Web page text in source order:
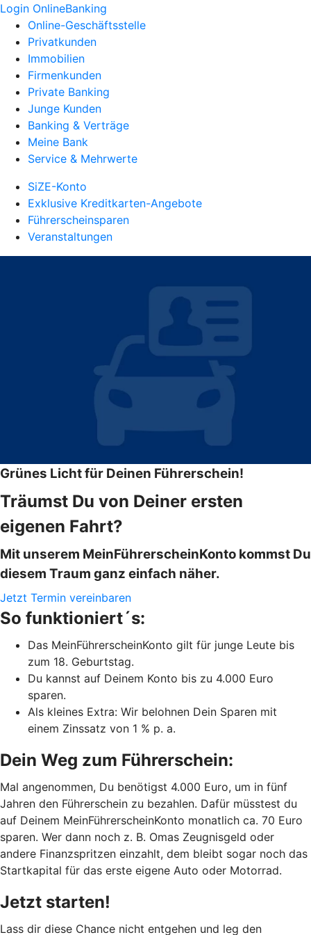
Login OnlineBanking
Online-Geschäftsstelle
Privatkunden
Immobilien
Firmenkunden
Private Banking
Junge Kunden
Banking & Verträge
Meine Bank
Service & Mehrwerte
SiZE-Konto
Exklusive Kreditkarten-Angebote
Führerscheinsparen
Veranstaltungen
Grünes Licht für Deinen Führerschein!
Träumst Du von Deiner ersten
eigenen Fahrt?
Mit unserem MeinFührerscheinKonto kommst Du
diesem Traum ganz einfach näher.
Jetzt Termin vereinbaren
So funktioniert´s:
Das MeinFührerscheinKonto gilt für junge Leute bis
zum 18. Geburtstag.
Du kannst auf Deinem Konto bis zu 4.000 Euro
sparen.
Als kleines Extra: Wir belohnen Dein Sparen mit
einem Zinssatz von 1 % p. a.
Dein Weg zum Führerschein:
Mal angenommen, Du benötigst 4.000 Euro, um in fünf
Jahren den Führerschein zu bezahlen. Dafür müsstest du
auf Deinem MeinFührerscheinKonto monatlich ca. 70 Euro
sparen. Wer dann noch z. B. Omas Zeugnisgeld oder
andere Finanzspritzen einzahlt, dem bleibt sogar noch das
Startkapital für das erste eigene Auto oder Motorrad.
Jetzt starten!
Lass dir diese Chance nicht entgehen und leg den